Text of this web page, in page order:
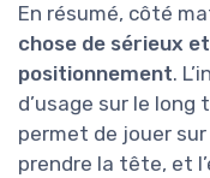
En résumé, côté
chose de sérieux
positionnement.
d’usage sur le
permet de jouer
prendre la tête, et